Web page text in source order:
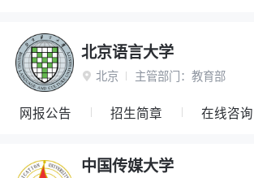
北京语言大学
 北京 主管部门： 教育部
网报公告 招生简章 在线咨询
中国传媒大学